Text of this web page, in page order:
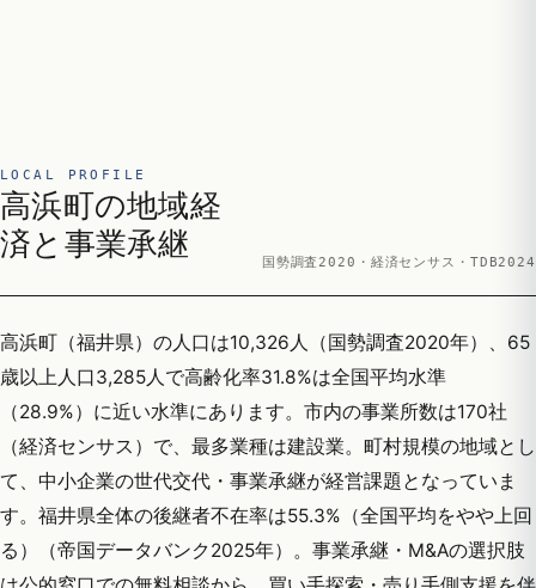
LOCAL PROFILE
高浜町の地域経
済と事業承継
国勢調査2020・経済センサス・TDB2024
高浜町（福井県）の人口は10,326人（国勢調査2020年）、65
歳以上人口3,285人で高齢化率31.8%は全国平均水準
（28.9%）に近い水準にあります。市内の事業所数は170社
（経済センサス）で、最多業種は建設業。町村規模の地域とし
て、中小企業の世代交代・事業承継が経営課題となっていま
す。福井県全体の後継者不在率は55.3%（全国平均をやや上回
る）（帝国データバンク2025年）。事業承継・M&Aの選択肢